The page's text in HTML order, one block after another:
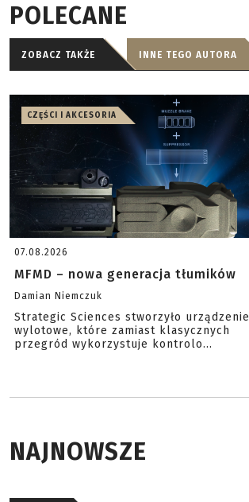
POLECANE
ZOBACZ TAKŻE INNE TEGO AUTORA
CZĘŚCI I AKCESORIA
07.08.2026
MFMD – nowa generacja tłumików
Damian Niemczuk
Strategic Sciences stworzyło urządzenie
wylotowe, które zamiast klasycznych
przegród wykorzystuje kontrolo...
NAJNOWSZE